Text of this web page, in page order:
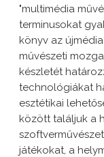
"multimédia
terminusokat
könyv az
művészeti
készletét
technológiákat
esztétikai
között találjuk a
játékokat, a